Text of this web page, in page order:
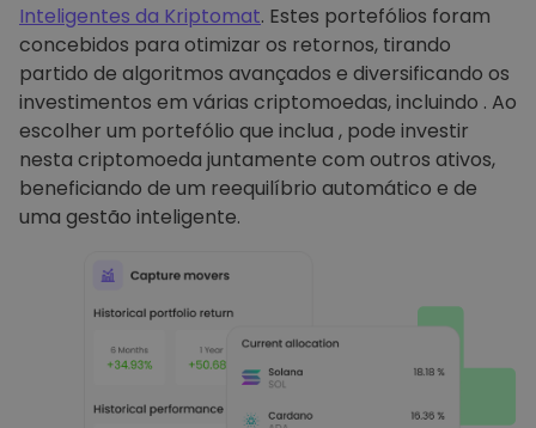
Inteligentes da Kriptomat. Estes portefólios foram
concebidos para otimizar os retornos, tirando
partido de algoritmos avançados e diversificando os
investimentos em várias criptomoedas, incluindo . Ao
escolher um portefólio que inclua , pode investir
nesta criptomoeda juntamente com outros ativos,
beneficiando de um reequilíbrio automático e de
uma gestão inteligente.